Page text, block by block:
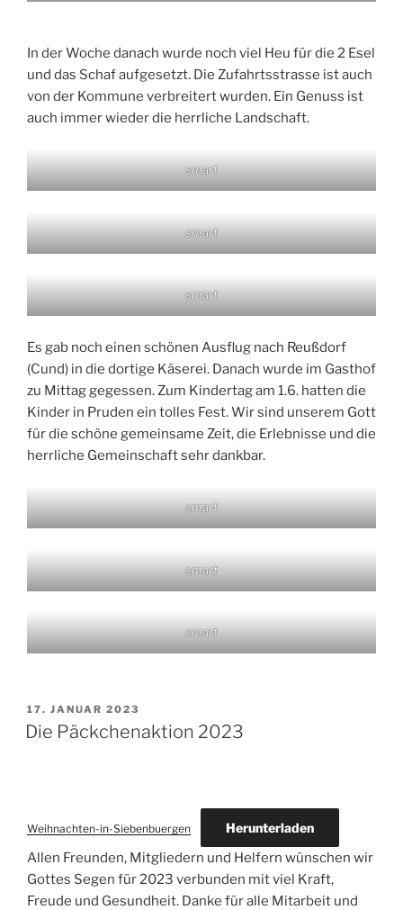
In der Woche danach wurde noch viel Heu für die 2 Esel
und das Schaf aufgesetzt. Die Zufahrtsstrasse ist auch
von der Kommune verbreitert wurden. Ein Genuss ist
auch immer wieder die herrliche Landschaft.
smart
smart
smart
Es gab noch einen schönen Ausflug nach Reußdorf
(Cund) in die dortige Käserei. Danach wurde im Gasthof
zu Mittag gegessen. Zum Kindertag am 1.6. hatten die
Kinder in Pruden ein tolles Fest. Wir sind unserem Gott
für die schöne gemeinsame Zeit, die Erlebnisse und die
herrliche Gemeinschaft sehr dankbar.
smart
smart
smart
VERÖFFENTLICHT
AM
17. JANUAR 2023
Die Päckchenaktion 2023
Weihnachten-in-Siebenbuergen Herunterladen
Allen Freunden, Mitgliedern und Helfern wünschen wir
Gottes Segen für 2023 verbunden mit viel Kraft,
Freude und Gesundheit. Danke für alle Mitarbeit und